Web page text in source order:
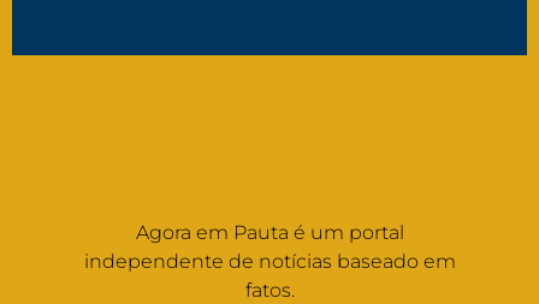
Agora em Pauta é um portal
independente de notícias baseado em
fatos.